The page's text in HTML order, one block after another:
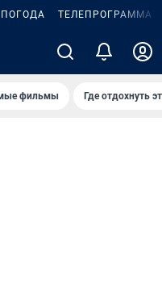
ПОГОДА ТЕЛЕПРОГРАММА
фильмы Где отдохнуть